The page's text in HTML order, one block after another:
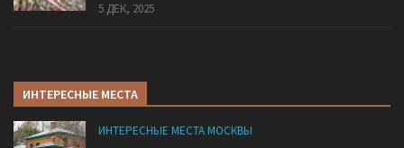
5 ДЕК, 2025
ИНТЕРЕСНЫЕ МЕСТА
ИНТЕРЕСНЫЕ МЕСТА МОСКВЫ